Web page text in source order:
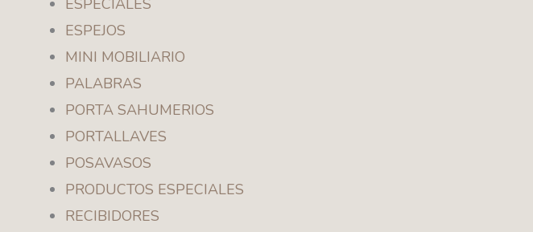
ESPECIALES
ESPEJOS
MINI MOBILIARIO
PALABRAS
PORTA SAHUMERIOS
PORTALLAVES
POSAVASOS
PRODUCTOS ESPECIALES
RECIBIDORES